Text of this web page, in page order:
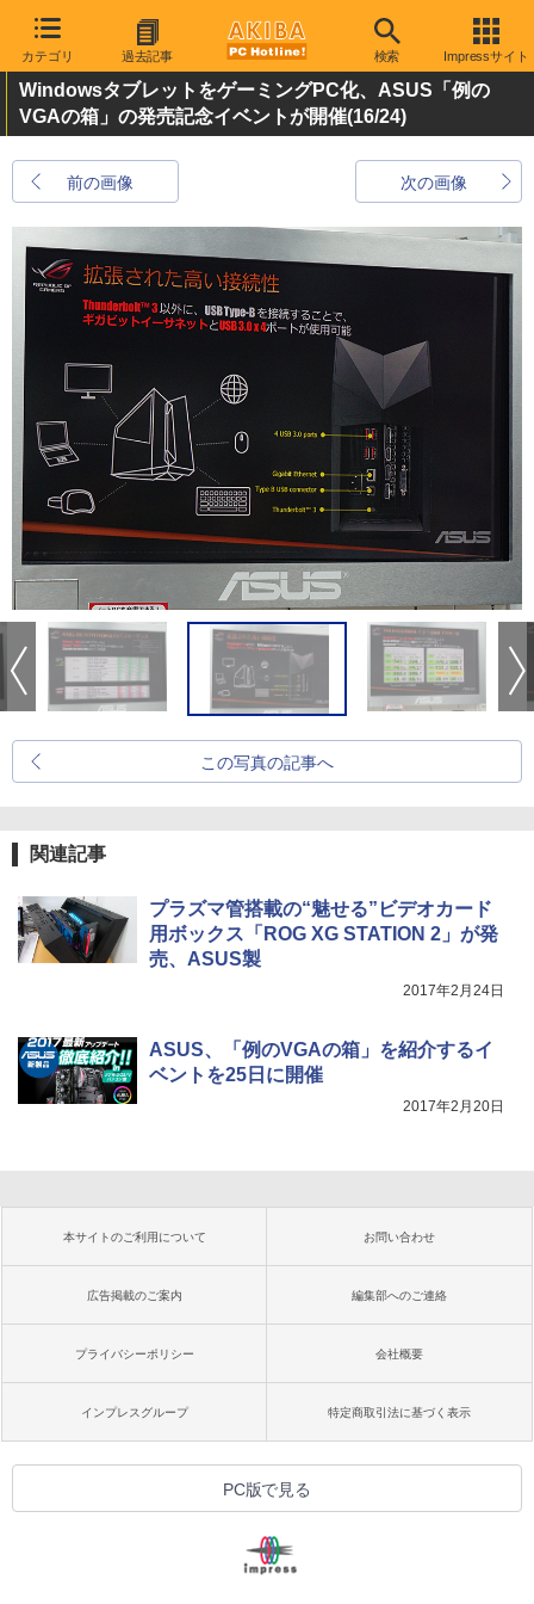
カテゴリ 過去記事 検索 Impressサイト
WindowsタブレットをゲーミングPC化、ASUS「例の
VGAの箱」の発売記念イベントが開催(16/24)
前の画像 次の画像
この写真の記事へ
関連記事
プラズマ管搭載の“魅せる”ビデオカード
用ボックス「ROG XG STATION 2」が発
売、ASUS製
2017年2月24日
ASUS、「例のVGAの箱」を紹介するイ
ベントを25日に開催
2017年2月20日
本サイトのご利用について お問い合わせ
広告掲載のご案内 編集部へのご連絡
プライバシーポリシー 会社概要
インプレスグループ 特定商取引法に基づく表示
PC版で見る